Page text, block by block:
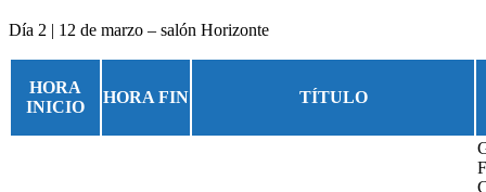
Día 2 | 12 de marzo – salón Horizonte
HORA
INICIO
HORA FIN TÍTULO